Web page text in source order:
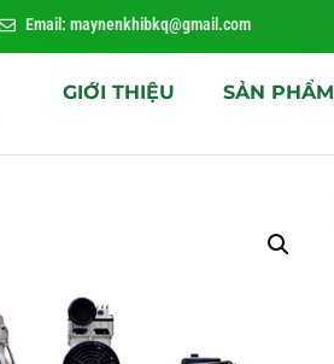
Email: maynenkhibkq@gmail.com
GIỚI THIỆU SẢN PHẨM